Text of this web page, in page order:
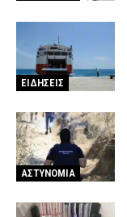
ΕΙΔΗΣΕΙΣ
ΑΣΤΥΝΟΜΙΑ